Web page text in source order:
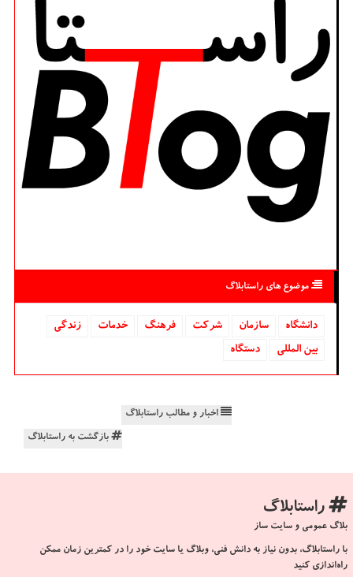
موضوع های راستابلاگ
دانشگاه‌ سازمان شركت فرهنگ خدمات
زندگی
بین المللی
دستگاه
اخبار و مطالب راستابلاگ
بازگشت به راستابلاگ
راستابلاگ
بلاگ عمومی و سایت ساز
با راستابلاگ، بدون نیاز به دانش فنی، وبلاگ یا سایت خود را در کمترین زمان ممکن
راه‌اندازی کنید